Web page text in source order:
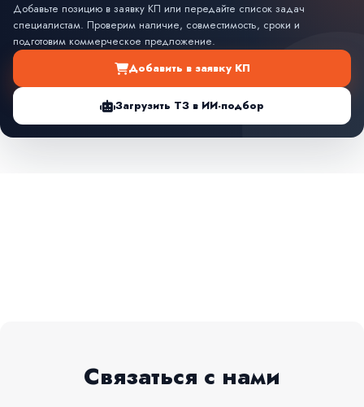
Добавьте позицию в заявку КП или передайте список задач
специалистам. Проверим наличие, совместимость, сроки и
подготовим коммерческое предложение.
Добавить в заявку КП
Загрузить ТЗ в ИИ-подбор
Связаться с нами